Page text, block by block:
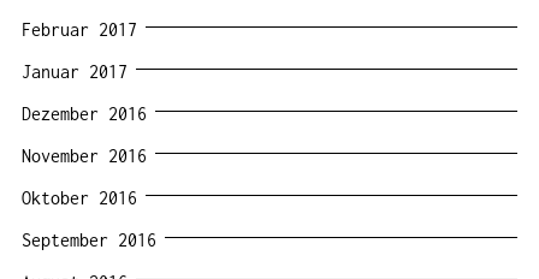
Februar 2017
Januar 2017
Dezember 2016
November 2016
Oktober 2016
September 2016